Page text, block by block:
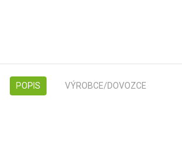
POPIS VÝROBCE/DOVOZCE